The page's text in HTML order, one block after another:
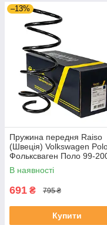
–13%
Пружина передня Raiso
(Швеція) Volkswagen
Фольксваген Поло 99-
#SF062TP UAOFNXP4
В наявності
691 ₴ 795 ₴
Купити